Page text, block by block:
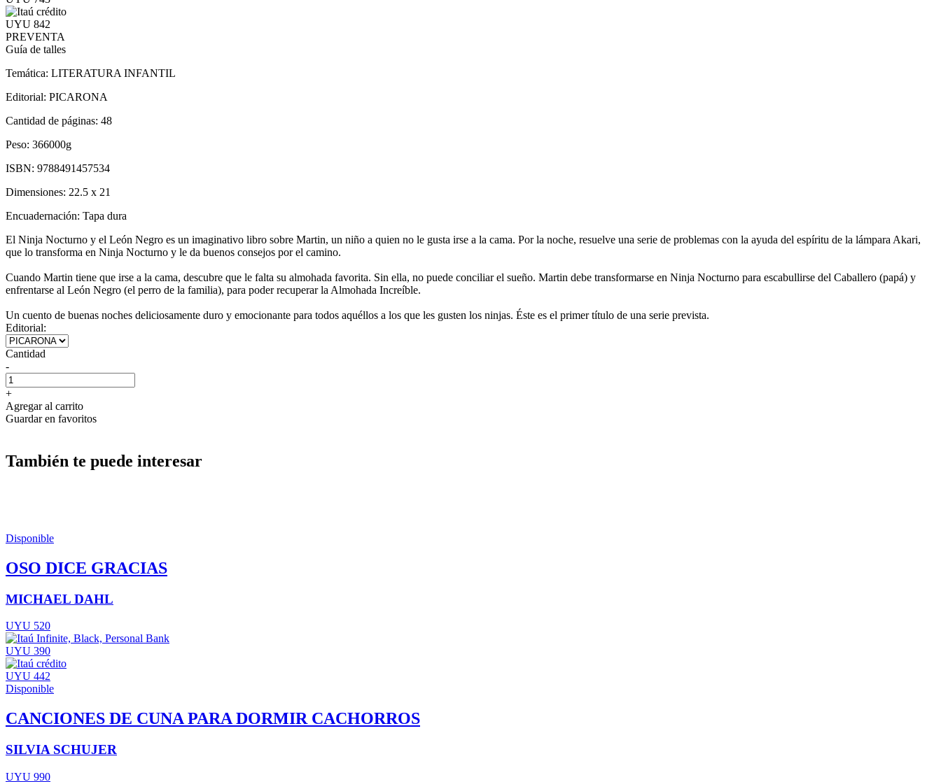
UYU 842
PREVENTA
Guía de talles
Temática: LITERATURA INFANTIL
Editorial: PICARONA
Cantidad de páginas: 48
Peso: 366000g
ISBN: 9788491457534
Dimensiones: 22.5 x 21
Encuadernación: Tapa dura
El Ninja Nocturno y el León Negro es un imaginativo libro sobre Martin, un niño a quien no le gusta irse a la cama. Por la noche, resuelve una serie de problemas con la ayuda del espíritu de la lámpara Akari,
que lo transforma en Ninja Nocturno y le da buenos consejos por el camino.
Cuando Martin tiene que irse a la cama, descubre que le falta su almohada favorita. Sin ella, no puede conciliar el sueño. Martin debe transformarse en Ninja Nocturno para escabullirse del Caballero (papá) y
enfrentarse al León Negro (el perro de la familia), para poder recuperar la Almohada Increíble.
Un cuento de buenas noches deliciosamente duro y emocionante para todos aquéllos a los que les gusten los ninjas. Éste es el primer título de una serie prevista.
Editorial:
Cantidad
-
+
Agregar al carrito
Guardar en favoritos
También te puede interesar
Disponible
OSO DICE GRACIAS
MICHAEL DAHL
UYU 520
UYU 390
UYU 442
Disponible
CANCIONES DE CUNA PARA DORMIR CACHORROS
SILVIA SCHUJER
UYU 990